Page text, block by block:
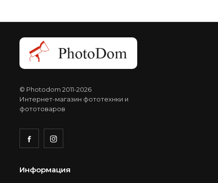
© Photodom 2011-2026
Интернет-магазин фототехнки и
фототоваров
Информация